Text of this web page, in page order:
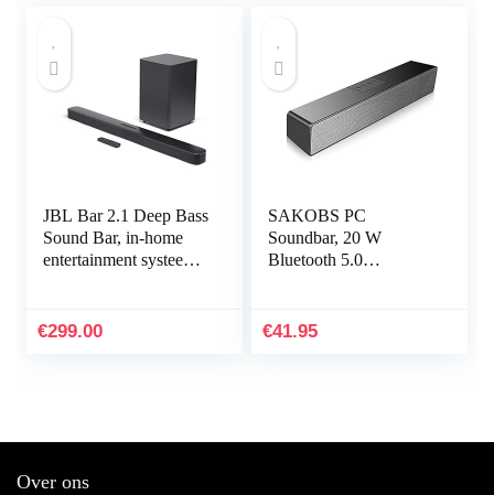
JBL Bar 2.1 Deep Bass
Sound Bar, in-home
entertainment systeem
subwoofer, in zwart
€299.00
SAKOBS PC
Soundbar, 20 W
Bluetooth 5.0
computerluidspreker
€41.95
Over ons